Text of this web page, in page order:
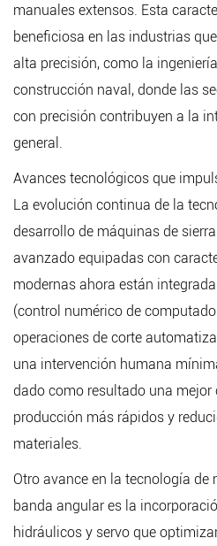
manuales extensos. Esta
beneficiosa en las industrias
alta precisión, como la
construcción naval, donde las
con precisión contribuyen a la
general.
Avances tecnológicos que
La evolución continua de la
desarrollo de máquinas de
avanzado equipadas con
modernas ahora están
(control numérico de
operaciones de corte
una intervención humana
dado como resultado una mejor
producción más rápidos y
materiales.
Otro avance en la tecnología de
banda angular es la
hidráulicos y servo que